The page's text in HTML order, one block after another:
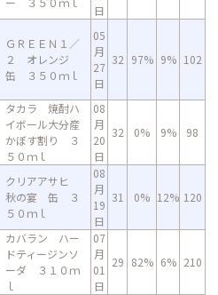
日
ＧＲＥＥＮ１／
２ オレンジ
缶 ３５０ｍｌ
05
月
27
日
32 97% 9% 102
タカラ 焼酎ハ
イボール大分産
かぼす割り ３
５０ｍｌ
08
月
20
日
32 0% 9% 98
クリアアサヒ
秋の宴 缶 ３
５０ｍｌ
08
月
19
日
31 0% 12% 120
カバラン ハー
ドティージンソ
ーダ ３１０ｍ
ｌ
07
月
01
日
29 82% 6% 210